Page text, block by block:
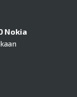
Nokia